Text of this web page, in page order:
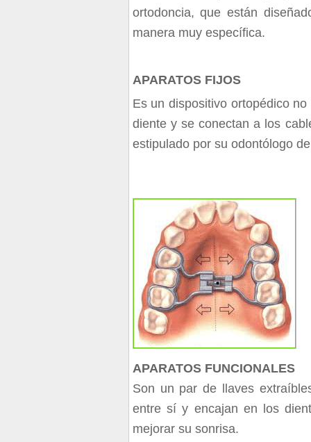
ortodoncia, que están
manera muy específica.
APARATOS FIJOS
Es un dispositivo ortopédico
diente y se conectan a los
estipulado por su odontólogo
APARATOS FUNCIONALES
Son un par de llaves
entre sí y encajan en los
mejorar su sonrisa.